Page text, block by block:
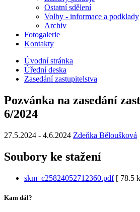
Ostatní sdělení
Volby - informace a podklady
Archiv
Fotogalerie
Kontakty
Úvodní stránka
Úřední deska
Zasedání zastupitelstva
Pozvánka na zasedání
6/2024
27.5.2024 - 4.6.2024 Zdeňka Běloušková
Soubory ke stažení
skm_c25824052712360.pdf[ 78.5
Kam dál?